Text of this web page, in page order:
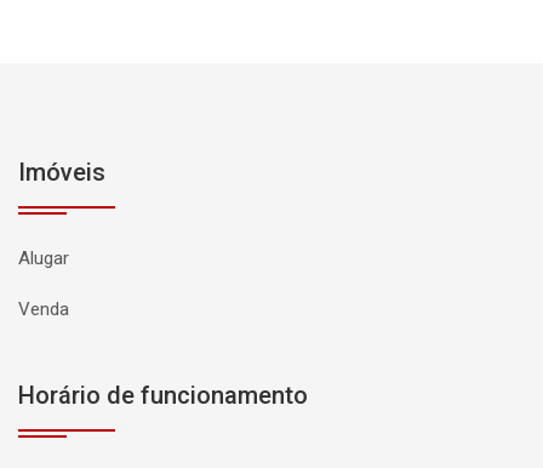
Imóveis
Alugar
Venda
Horário de funcionamento